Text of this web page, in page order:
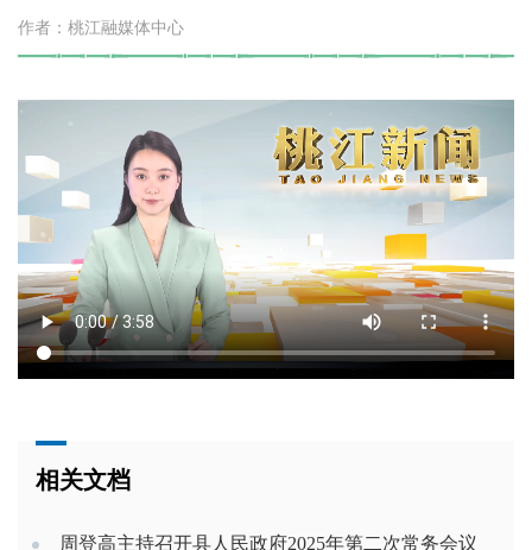
作者：桃江融媒体中心
相关文档
周登高主持召开县人民政府2025年第二次常务会议